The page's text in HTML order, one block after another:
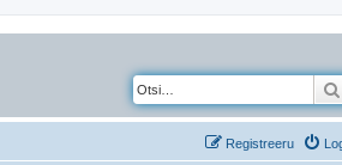
Registreeru